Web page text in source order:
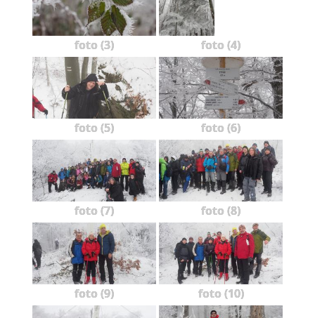
foto (3) foto (4)
foto (5) foto (6)
foto (7) foto (8)
foto (9) foto (10)